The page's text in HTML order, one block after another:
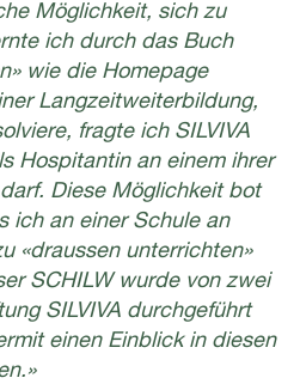
Möglichkeit, sich zu
ich durch das Buch
wie die Homepage
Langzeitweiterbildung,
fragte ich SILVIVA
Hospitantin an einem ihrer
Diese Möglichkeit bot
ich an einer Schule an
«draussen unterrichten»
SCHILW wurde von zwei
SILVIVA durchgeführt
einen Einblick in diesen